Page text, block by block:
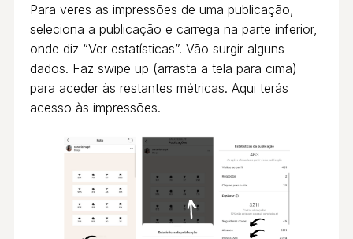
Para veres as impressões de uma publicação,
seleciona a publicação e carrega na parte inferior,
onde diz “Ver estatísticas”. Vão surgir alguns
dados. Faz swipe up (arrasta a tela para cima)
para aceder às restantes métricas. Aqui terás
acesso às impressões.